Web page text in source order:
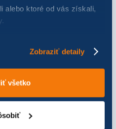
alebo ktoré od vás získali,
Zobraziť detaily
všetko